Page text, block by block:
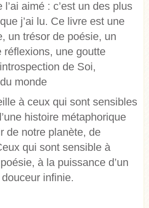
l’ai aimé : c’est un des plus
j’ai lu. Ce livre est une
un trésor de poésie, un
réflexions, une goutte
de Soi,
monde
à ceux qui sont sensibles
histoire métaphorique
de notre planète, de
qui sont sensible à
à la puissance d’un
douceur infinie.